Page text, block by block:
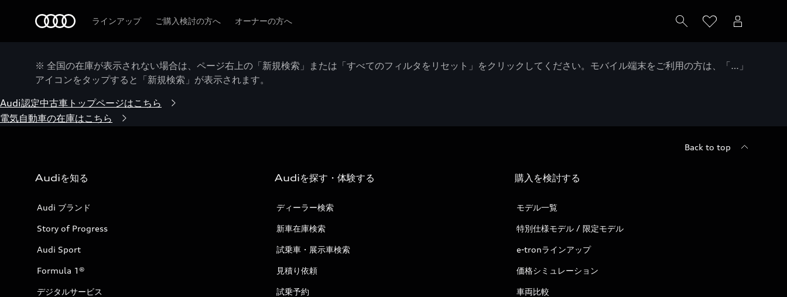
ラインアップ ご購入検討の方へ オーナーの方へ
※ 全国の在庫が表示されない場合は、ページ右上の「新規検索」または「すべてのフィルタをリセット」をクリックしてください。モバイル端末をご利用の方は、「…」
アイコンをタップすると「新規検索」が表示されます。
Audi認定中古車トップページはこちら
電気自動車の在庫はこちら
Back to top
Audiを知る
Audi ブランド
Story of Progress
Audi Sport
Formula 1®
デジタルサービス
Audiを探す・体験する
ディーラー検索
新車在庫検索
試乗車・展示車検索
見積り依頼
試乗予約
購入を検討する
モデル一覧
特別仕様モデル / 限定モデル
e-tronラインアップ
価格シミュレーション
車両比較